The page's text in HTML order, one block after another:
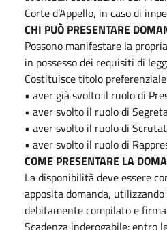
Corte d’Appello, in caso di
CHI PUÒ PRESENTARE
Possono manifestare la
in possesso dei requisiti di
Costituisce titolo
• aver già svolto il ruolo di
• aver svolto il ruolo di
• aver svolto il ruolo di
• aver svolto il ruolo di
COME PRESENTARE LA
La disponibilità deve essere
apposita domanda,
debitamente compilato e
Scadenza inderogabile: entro